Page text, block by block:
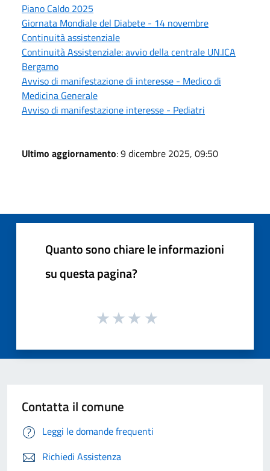
Piano Caldo 2025
Giornata Mondiale del Diabete - 14 novembre
Continuità assistenziale
Continuità Assistenziale: avvio della centrale UN.ICA
Bergamo
Avviso di manifestazione di interesse - Medico di
Medicina Generale
Avviso di manifestazione interesse - Pediatri
Ultimo aggiornamento: 9 dicembre 2025, 09:50
Quanto sono chiare le informazioni
su questa pagina?
Contatta il comune
Leggi le domande frequenti
Richiedi Assistenza